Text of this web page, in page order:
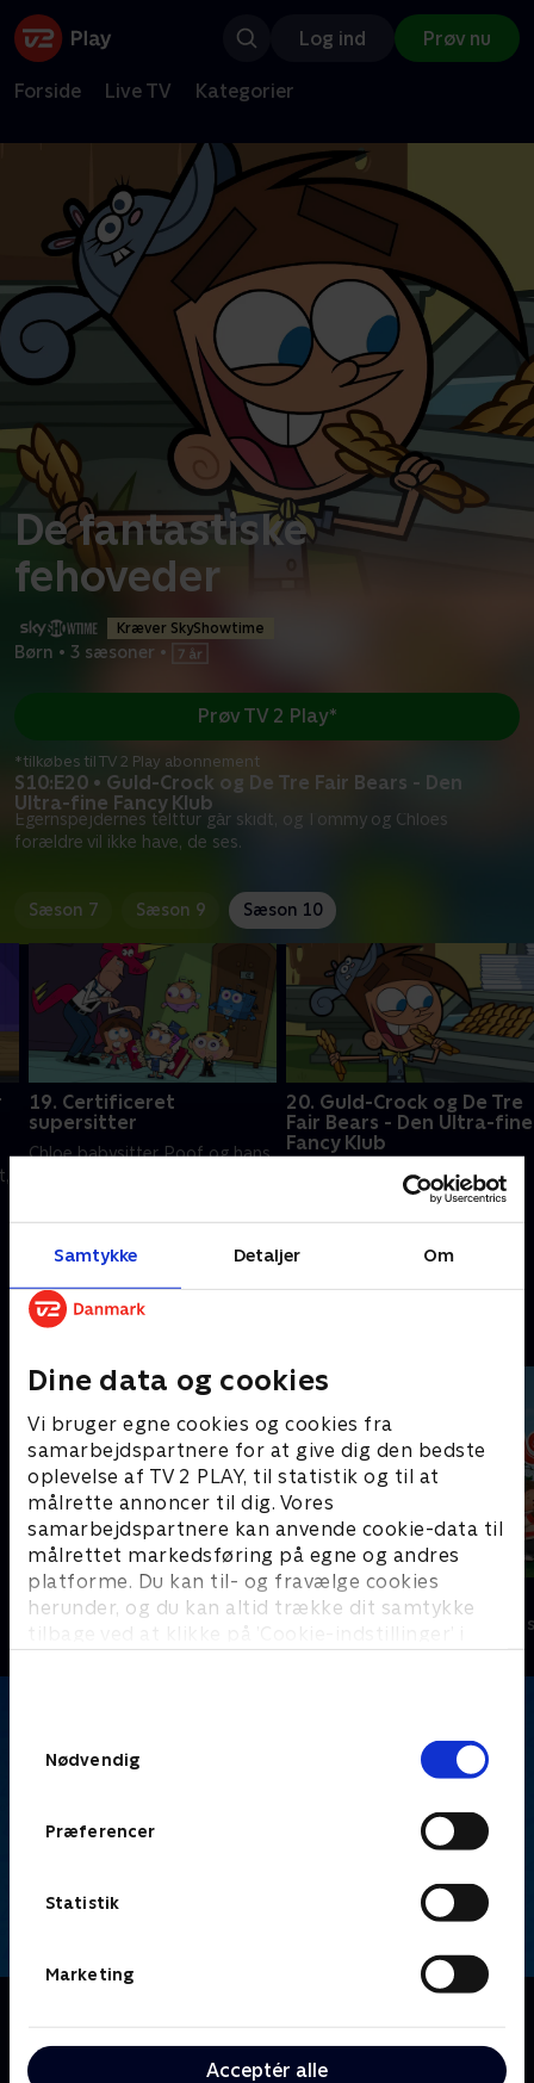
Samtykke Detaljer Om
Dine data og cookies
Vi bruger egne cookies og cookies fra
samarbejdspartnere for at give dig den bedste
oplevelse af TV 2 PLAY, til statistik og til at
målrette annoncer til dig. Vores
samarbejdspartnere kan anvende cookie-data til
målrettet markedsføring på egne og andres
platforme. Du kan til- og fravælge cookies
herunder, og du kan altid trække dit samtykke
tilbage ved at klikke på ’Cookie-indstillinger’ i
Nødvendig
Præferencer
Statistik
Marketing
Acceptér alle
Log ind Prøv nu
Forside Live TV Kategorier
De fantastiske
fehoveder
Kræver SkyShowtime
Børn • 3 sæsoner •
S10:E20 • Guld-Crock og De Tre Fair Bears - Den
Ultra-fine Fancy Klub
Egernspejdernes telttur går skidt, og Tommy og Chloes
forældre vil ikke have, de ses.
Prøv TV 2 Play*
*tilkøbes til TV 2 Play abonnement
Sæson 7 Sæson 9 Sæson 10
19. Certificeret
supersitter
Chloe babysitter Poof og hans
20. Guld-Crock og De Tre
Fair Bears - Den Ultra-fine
Fancy Klub
Egernspejdernes telttur går
skidt, og Tommy og Chloes
forældre vil ikke have, de ses.
14. juni 2023 • 22 min
Andre så også
Vicke Viking
Børneserier • 1 sæsoner
Monchhichi
Børneserier •
opvæksten. Hans magiske ønskegivende fe-